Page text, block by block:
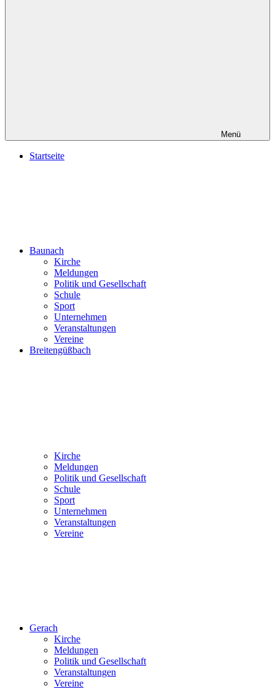
Menü
Startseite
Baunach
Kirche
Meldungen
Politik und Gesellschaft
Schule
Sport
Unternehmen
Veranstaltungen
Vereine
Breitengüßbach
Kirche
Meldungen
Politik und Gesellschaft
Schule
Sport
Unternehmen
Veranstaltungen
Vereine
Gerach
Kirche
Meldungen
Politik und Gesellschaft
Veranstaltungen
Vereine